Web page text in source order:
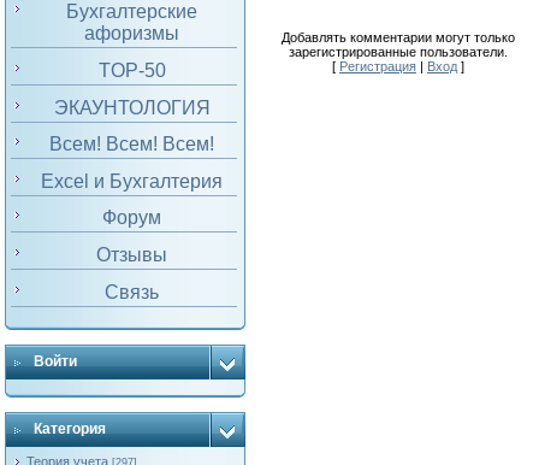
Бухгалтерские
афоризмы
TOP-50
ЭКАУНТОЛОГИЯ
Всем! Всем! Всем!
Excel и Бухгалтерия
Форум
Отзывы
Связь
Войти
Категория
Теория учета [297]
Добавлять комментарии могут только
зарегистрированные пользователи.
[ Регистрация| Вход]